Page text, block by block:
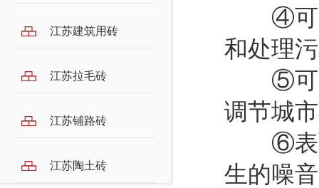
江苏建筑用砖
江苏拉毛砖
江苏铺路砖
江苏陶土砖
④可减
和处理
⑤可吸
调节城
⑥表面
生的噪